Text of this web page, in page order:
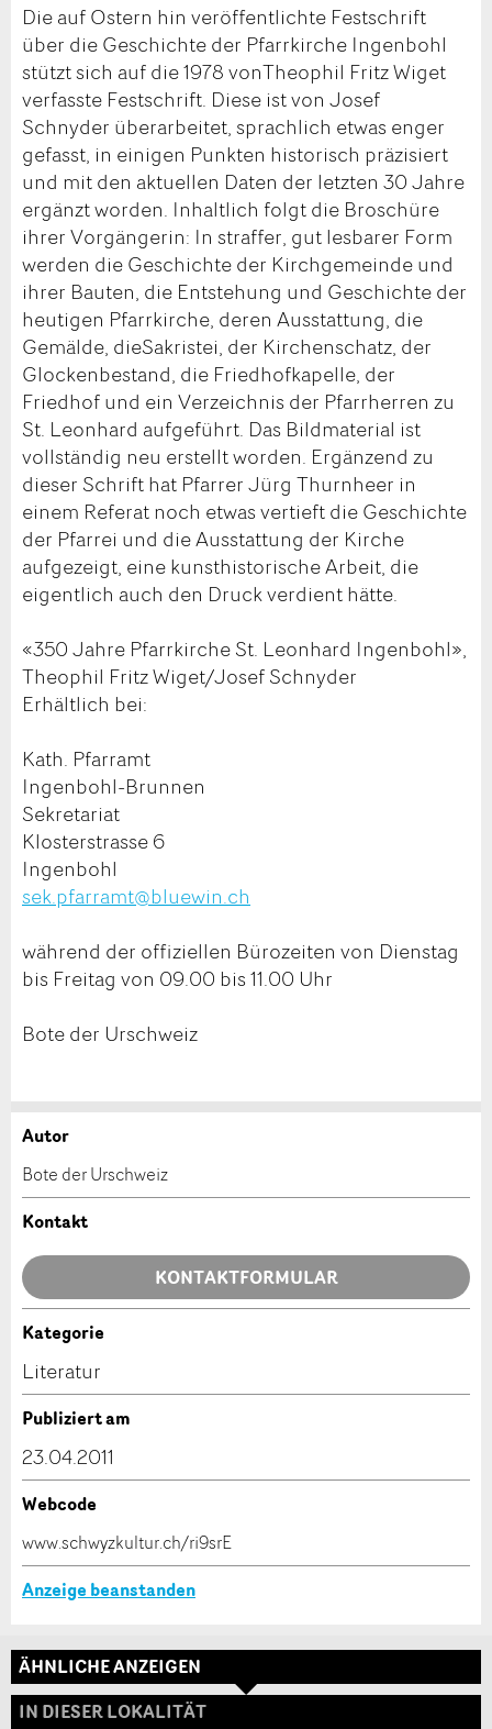
Die auf Ostern hin veröffentlichte Festschrift
über die Geschichte der Pfarrkirche Ingenbohl
stützt sich auf die 1978 vonTheophil Fritz Wiget
verfasste Festschrift. Diese ist von Josef
Schnyder überarbeitet, sprachlich etwas enger
gefasst, in einigen Punkten historisch präzisiert
und mit den aktuellen Daten der letzten 30 Jahre
ergänzt worden. Inhaltlich folgt die Broschüre
ihrer Vorgängerin: In straffer, gut lesbarer Form
werden die Geschichte der Kirchgemeinde und
ihrer Bauten, die Entstehung und Geschichte der
heutigen Pfarrkirche, deren Ausstattung, die
Gemälde, dieSakristei, der Kirchenschatz, der
Glockenbestand, die Friedhofkapelle, der
Friedhof und ein Verzeichnis der Pfarrherren zu
St. Leonhard aufgeführt. Das Bildmaterial ist
vollständig neu erstellt worden. Ergänzend zu
dieser Schrift hat Pfarrer Jürg Thurnheer in
einem Referat noch etwas vertieft die Geschichte
der Pfarrei und die Ausstattung der Kirche
aufgezeigt, eine kunsthistorische Arbeit, die
eigentlich auch den Druck verdient hätte.
«350 Jahre Pfarrkirche St. Leonhard Ingenbohl»,
Theophil Fritz Wiget/Josef Schnyder
Erhältlich bei:
Kath. Pfarramt
Ingenbohl-Brunnen
Sekretariat
Klosterstrasse 6
Ingenbohl
sek.pfarramt@bluewin.ch
während der offiziellen Bürozeiten von Dienstag
bis Freitag von 09.00 bis 11.00 Uhr
Bote der Urschweiz
Anzeige beanstanden
Ihr Feedback wird sehr geschätzt!
Allgemeines Feedback
Anzeige nicht mehr gültig
Anzeige unvollständig
Anzeige weiterempfehlen
Empfehlen Sie diese Anzeige an Freunde weiter.
* Eingabe erforderlich
Autor
Bote der Urschweiz
Kontakt
KONTAKTFORMULAR
Kontakt
Verfassen Sie eine Nachricht für die Kontaktpersonen
Adresse
Kategorie
Literatur
Publiziert am
23.04.2011
Webcode
www.schwyzkultur.ch/ri9srE
Anzeige beanstanden
ÄHNLICHE ANZEIGEN
IN DIESER LOKALITÄT